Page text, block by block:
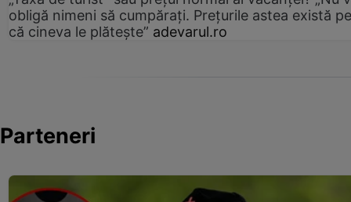
obligă nimeni să cumpărați. Prețurile astea există
că cineva le plătește” adevarul.ro
Parteneri